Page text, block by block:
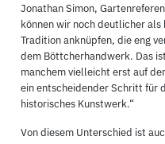
Jonathan Simon,
können wir noch deutlicher
Tradition anknüpfen, die eng
dem Böttcherhandwerk. Das
manchem vielleicht erst auf
ein entscheidender Schritt für
historisches Kunstwerk.“
Von diesem Unterschied ist